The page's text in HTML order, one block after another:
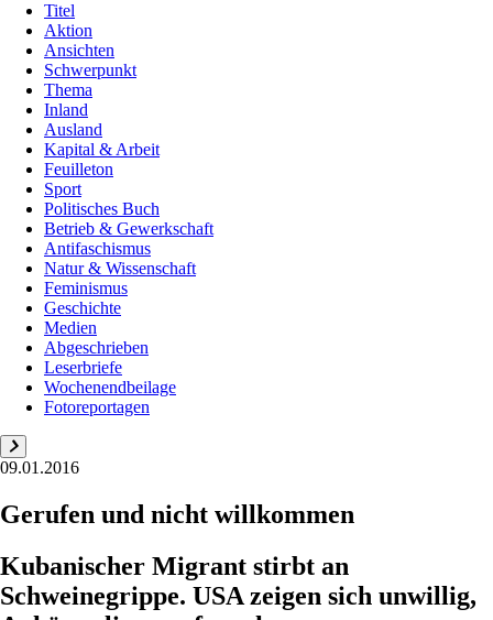
Titel
Aktion
Ansichten
Schwerpunkt
Thema
Inland
Ausland
Kapital & Arbeit
Feuilleton
Sport
Politisches Buch
Betrieb & Gewerkschaft
Antifaschismus
Natur & Wissenschaft
Feminismus
Geschichte
Medien
Abgeschrieben
Leserbriefe
Wochenendbeilage
Fotoreportagen
09.01.2016
Gerufen und nicht willkommen
Kubanischer Migrant stirbt an
Schweinegrippe. USA zeigen sich unwillig,